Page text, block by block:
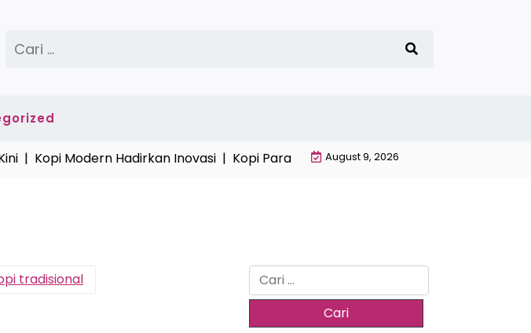
untuk:
| Kopi Modern Hadirkan Inovasi | Kopi Para Koboy Tradisi |Kopi Modern Tren
August 9, 2026
tradisional
Cari
untuk: